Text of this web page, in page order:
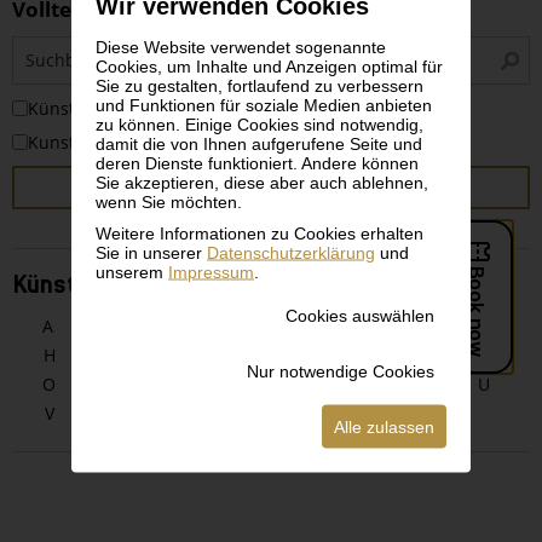
Diese Website verwendet sogenannte
Cookies, um Inhalte und Anzeigen optimal für
Sie zu gestalten, fortlaufend zu verbessern
und Funktionen für soziale Medien anbieten
zu können. Einige Cookies sind notwendig,
damit die von Ihnen aufgerufene Seite und
deren Dienste funktioniert. Andere können
Sie akzeptieren, diese aber auch ablehnen,
wenn Sie möchten.
Weitere Informationen zu Cookies erhalten
Sie in unserer Datenschutzerklärung und
unserem Impressum
Cookies auswählen
Nur notwendige Cookies
Alle zulassen
Volltextsuche
KünstlerInnen
Kunstwerke
SUCHEN
KünstlerInnen alphabetisch
A E F
G
H
N
O
R S T
U
V
Z